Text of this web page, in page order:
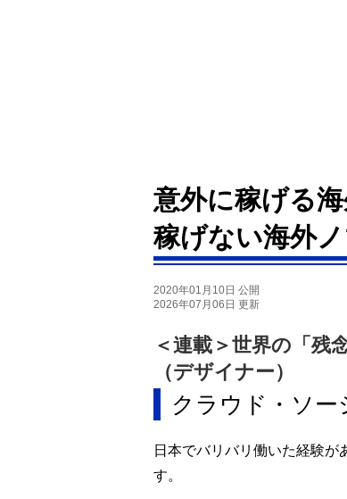
意外に稼げる
稼げない海外
2020年01月10日 公開
2026年07月06日 更新
＜連載＞世界の「残
（デザイナー）
クラウド・ソ
日本でバリバリ働いた経験が
す。